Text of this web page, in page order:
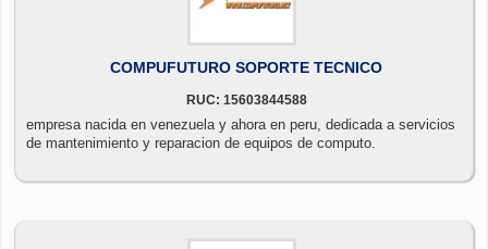
COMPUFUTURO SOPORTE TECNICO
RUC: 15603844588
empresa nacida en venezuela y ahora en peru, dedicada a servicios
de mantenimiento y reparacion de equipos de computo.